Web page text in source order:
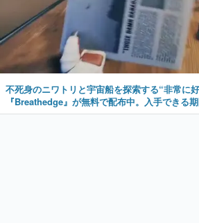
不死身のニワトリと宇宙船を探索する“非常に
『Breathedge』が無料で配布中。入手できる